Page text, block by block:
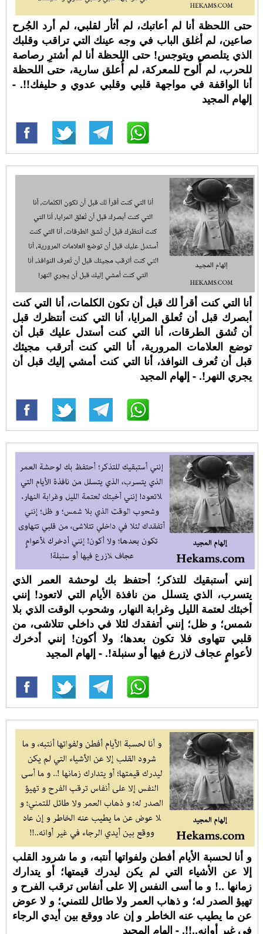
حتى اللحظة أنا لم أعاتبك، لم أثأر لقلبي، لم أرد الجُرح
صاعين، لم أغلق الباب في وجه عينك التي تراقب وقلبك
الذي يتلصص ويتوجس! حتى اللحظة أنا لم أشترِ رصاصة
للحرب، لم أُلوح للمعركة، لم أُعلق سارية، حتى اللحظة
أنا الواقفة في مواجهة قلبي وقلبي عدوي و حليفك!!. -
إلهام المجيد
أنا التي كنت أقرأ لك قبل أن تكون الكلمات، أنا التي كنت
أبصرك قبل أن تُعلق المرايا، أنا التي كنت أنتظرك قبل
أن تُشق الطرقات، أنا التي كنت أستدل عليك قبل أن
توضع العلامات المرورية، أنا التي كنت أترقب مجيئك
قبل أن تُعرف النوافذ، أنا التي كنت أمشي إليك قبل أن
يجري النهر!. - إلهام المجيد
إنني أستبقيك للتذكر؛ أحتفظ بك لوحشة العمر الذي
يتسرب، الذي يتسلل من نافذة الأيام التي لاتعود! إنني
أخبئك لعتمة الليل وغرابة النهار، وشحوب الوقت الذي بلا
شمس؛ و ظل؛ إنني أتفقدك لئلا في داخلي تتلاشى، من
قلبي تتهاوى فلا تكون بعدها؛ ولا أكون! إنني أدخرك
لأعوامٍ عجاف لازرع فيها أو سنبلة!. - إلهام المجيد
و أنا لحسبة الأيام أفطن ولفواتها أنتبه، و ما شرود القلب
إلا عن الأشياء التي لم يكن ليدرك قيمتها؛ أو يتدارك
زمانها ..! و ما أسى النفس إلا على أنفاس ترقب الفرح و
تهيؤ الصدر له؛ و ذهاب العمر ولا طائل للتمني؛ و لا عوض
عن ما يطيب عنه الخاطر و إن عاد ووقع بين أيدي الرجاء
في غير أوانه..!!. - إلهام المجيد